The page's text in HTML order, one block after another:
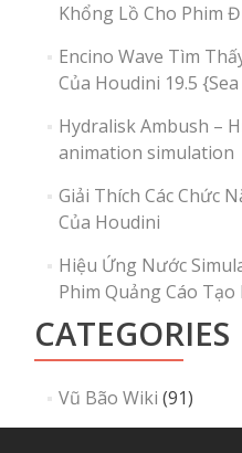
Khổng Lồ Cho Phim
Encino Wave Tìm
Của Houdini 19.5 {Sea
Hydralisk Ambush –
animation simulation
Giải Thích Các Chức
Của Houdini
Hiệu Ứng Nước
Phim Quảng Cáo
CATEGORIES
Vũ Bão Wiki (91)